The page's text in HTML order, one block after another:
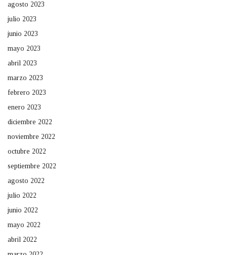
agosto 2023
julio 2023
junio 2023
mayo 2023
abril 2023
marzo 2023
febrero 2023
enero 2023
diciembre 2022
noviembre 2022
octubre 2022
septiembre 2022
agosto 2022
julio 2022
junio 2022
mayo 2022
abril 2022